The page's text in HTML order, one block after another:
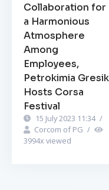
Collaboration for
a Harmonious
Atmosphere
Among
Employees,
Petrokimia Gresik
Hosts Corsa
Festival
15 July 2023 11:34 /
Corcom of PG /
3994x viewed